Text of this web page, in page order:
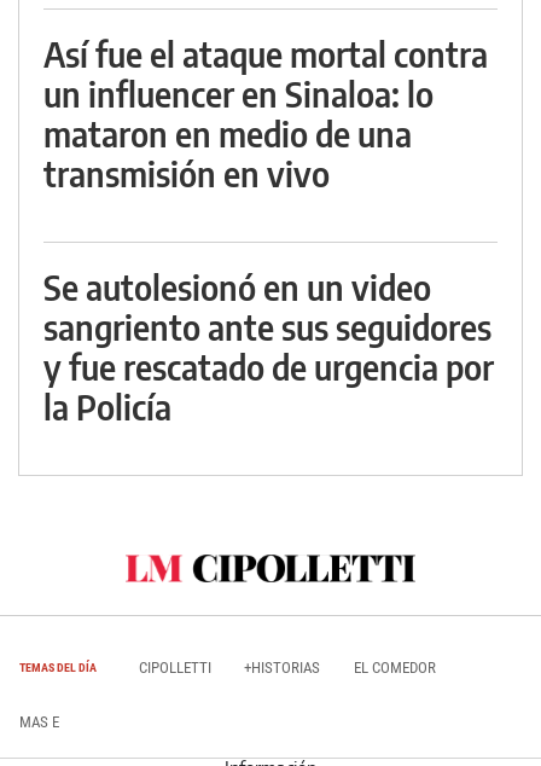
Así fue el ataque mortal contra
un influencer en Sinaloa: lo
mataron en medio de una
transmisión en vivo
Se autolesionó en un video
sangriento ante sus seguidores
y fue rescatado de urgencia por
la Policía
TEMAS DEL DÍA CIPOLLETTI +HISTORIAS EL COMEDOR
MAS E